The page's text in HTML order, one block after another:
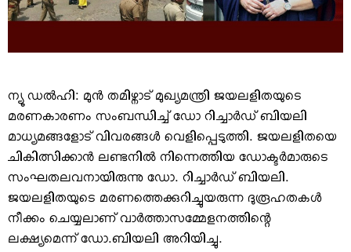
ന്യൂ ഡല്‍ഹി: മുന്‍ തമിഴ്നാട് മുഖ്യമന്ത്രി ജയലളിതയുടെ
മരണകാരണം സംബന്ധിച്ച് ഡോ റിച്ചാര്‍ഡ് ബിയലി
മാധ്യമങ്ങളോട് വിവരങ്ങള്‍ വെളിപ്പെടുത്തി. ജയലളിതയെ
ചികിത്സിക്കാന്‍ ലണ്ടനില്‍ നിന്നെത്തിയ ഡോക്ടര്‍മാരുടെ
സംഘതലവനായിരുന്നു ഡോ. റിച്ചാര്‍ഡ് ബിയലി.
ജയലളിതയുടെ മരണത്തെക്കുറിച്ചുയരുന്ന ദുരൂഹതകള്‍
നീക്കം ചെയ്യലാണ് വാര്‍ത്താസമ്മേളനത്തിന്റെ
ലക്ഷ്യമെന്ന് ഡോ.ബിയലി അറിയിച്ചു.